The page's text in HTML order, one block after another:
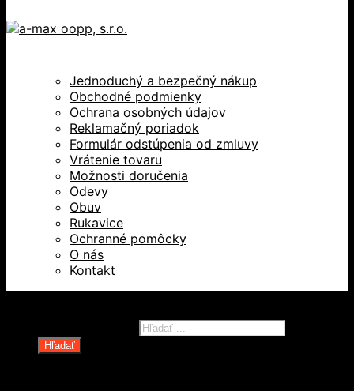
Jednoduchý a bezpečný nákup
Obchodné podmienky
Ochrana osobných údajov
Reklamačný poriadok
Formulár odstúpenia od zmluvy
Vrátenie tovaru
Možnosti doručenia
Odevy
Obuv
Rukavice
Ochranné pomôcky
O nás
Kontakt
Hľadať